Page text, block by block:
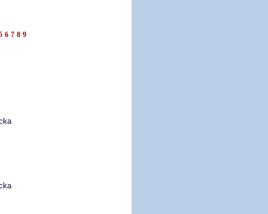
6 7 8 9